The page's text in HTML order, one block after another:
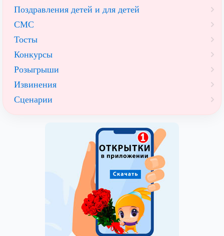
Поздравления детей и для детей
СМС
Тосты
Конкурсы
Розыгрыши
Извинения
Сценарии